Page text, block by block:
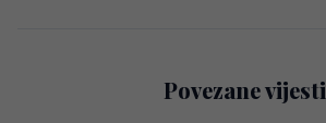
Povezane vijesti